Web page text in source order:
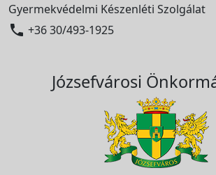
Gyermekvédelmi Készenléti Szolgálat
 +36 30/493-1925
Józsefvárosi